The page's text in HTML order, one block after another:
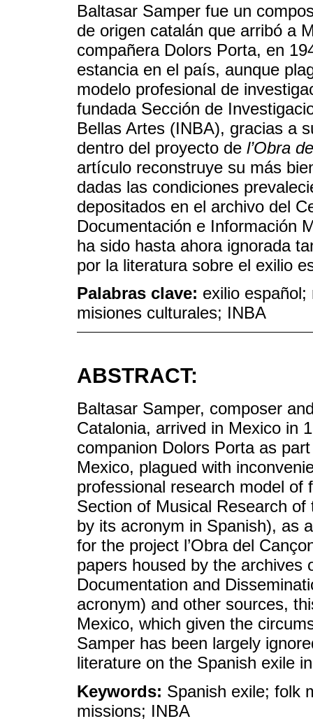
Baltasar Samper fue un
de origen catalán que arribó a
compañera Dolors Porta, en
estancia en el país, aunque
modelo profesional de
fundada Sección de
Bellas Artes (INBA), gracias a
dentro del proyecto de l’Obra
artículo reconstruye su más
dadas las condiciones
depositados en el archivo del
Documentación e Información
ha sido hasta ahora ignorada
por la literatura sobre el exilio
Palabras clave: exilio
misiones culturales; INBA
ABSTRACT:
Baltasar Samper, composer
Catalonia, arrived in Mexico in
companion Dolors Porta as
Mexico, plagued with
professional research model
Section of Musical Research
by its acronym in Spanish), as
for the project l’Obra del
papers housed by the archives
Documentation and
acronym) and other sources,
Mexico, which given the
Samper has been largely
literature on the Spanish exile
Keywords: Spanish exile; folk
missions; INBA